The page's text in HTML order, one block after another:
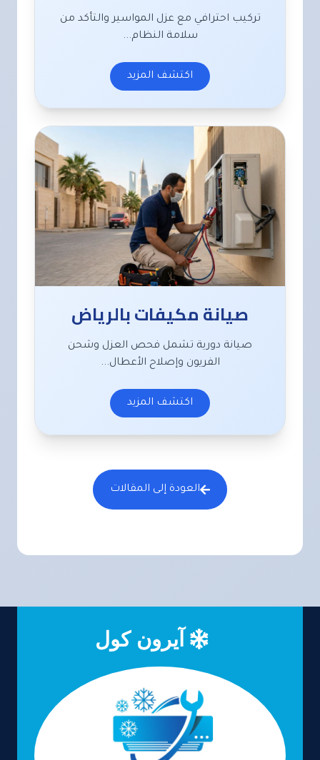
تركيب احترافي مع عزل المواسير والتأكد من
سلامة النظام...
اكتشف المزيد
صيانة مكيفات بالرياض
صيانة دورية تشمل فحص العزل وشحن
الفريون وإصلاح الأعطال...
اكتشف المزيد
العودة إلى المقالات
آيرون كول